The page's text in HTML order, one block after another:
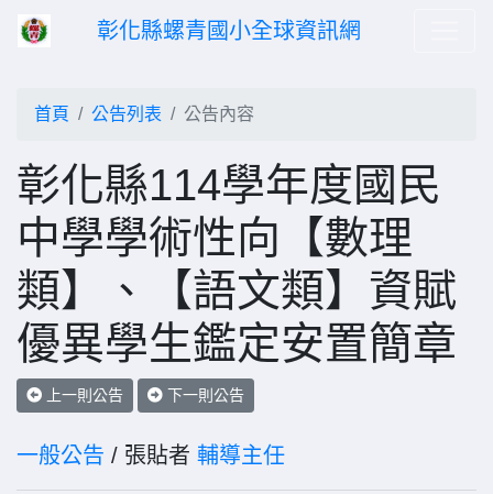
彰化縣螺青國小全球資訊網
首頁 公告列表 公告內容
彰化縣114學年度國民
中學學術性向【數理
類】、【語文類】資賦
優異學生鑑定安置簡章
上一則公告 下一則公告
一般公告 / 張貼者 輔導主任